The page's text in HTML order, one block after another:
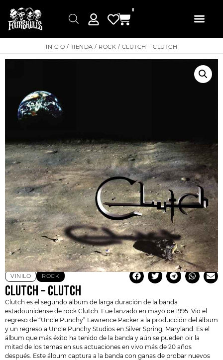
0
INICIO / TIENDA / ROCK / CLUTCH – CLUTCH
VINILO ROCK
CLUTCH – CLUTCH
Clutch es el segundo álbum de larga duración de la banda
estadounidense de rock Clutch . Fue lanzado en mayo de 1995. Vio el
regreso de “Uncle Punchy” Lawrence Packer a la producción del álbum
y un regreso a Uncle Punchy Studios en Silver Spring, Maryland. Es el
álbum que más éxito ha tenido de la banda y aún se pueden oir la
mitad de los temas en sus actuaciones en vivo más de 20 años
después. Este álbum captura a la banda con ganas de probar nuevos